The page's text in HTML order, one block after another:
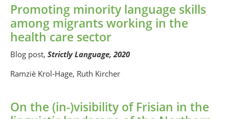
Promoting minority language skills
among migrants working in the
health care sector
Blog post, Strictly Language, 2020
Ramziè Krol-Hage, Ruth Kircher
On the (in-)visibility of Frisian in the